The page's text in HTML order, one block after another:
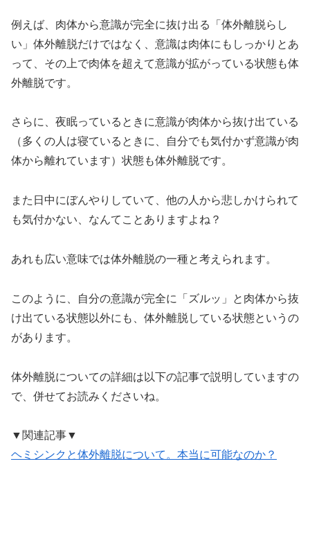
例えば、肉体から意識が完全に抜け出る「体外離脱らし
い」体外離脱だけではなく、意識は肉体にもしっかりとあ
って、その上で肉体を超えて意識が拡がっている状態も体
外離脱です。
さらに、夜眠っているときに意識が肉体から抜け出ている
（多くの人は寝ているときに、自分でも気付かず意識が肉
体から離れています）状態も体外離脱です。
また日中にぼんやりしていて、他の人から悲しかけられて
も気付かない、なんてことありますよね？
あれも広い意味では体外離脱の一種と考えられます。
このように、自分の意識が完全に「ズルッ」と肉体から抜
け出ている状態以外にも、体外離脱している状態というの
があります。
体外離脱についての詳細は以下の記事で説明していますの
で、併せてお読みくださいね。
▼関連記事▼
ヘミシンクと体外離脱について。本当に可能なのか？